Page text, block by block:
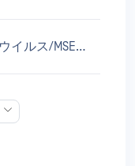
ウイルス/MSExcel.Laroux.cs